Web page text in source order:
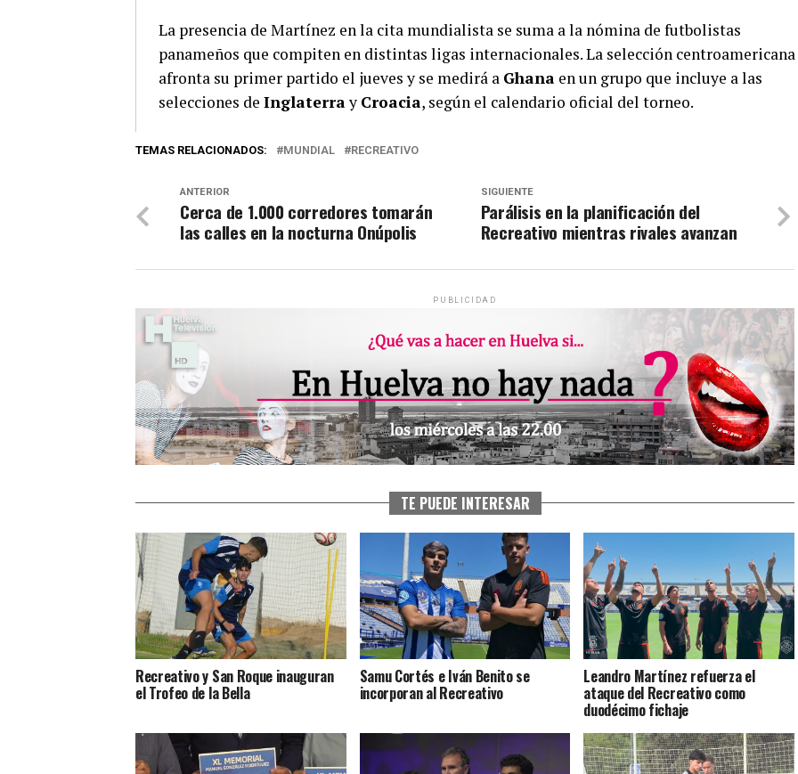
La presencia de Martínez en la cita mundialista se suma a la nómina de futbolistas
panameños que compiten en distintas ligas internacionales. La selección centroamericana
afronta su primer partido el jueves y se medirá a Ghana en un grupo que incluye a las
selecciones de Inglaterray Croacia, según el calendario oficial del torneo.
TEMAS RELACIONADOS: MUNDIAL RECREATIVO
SIGUIENTE
Parálisis en la planificación del
Recreativo mientras rivales avanzan
ANTERIOR
Cerca de 1.000 corredores tomarán
las calles en la nocturna Onúpolis
PUBLICIDAD
TE PUEDE INTERESAR
Recreativo y San Roque inauguran
el Trofeo de la Bella
Samu Cortés e Iván Benito se
incorporan al Recreativo
Leandro Martínez refuerza el
ataque del Recreativo como
duodécimo fichaje